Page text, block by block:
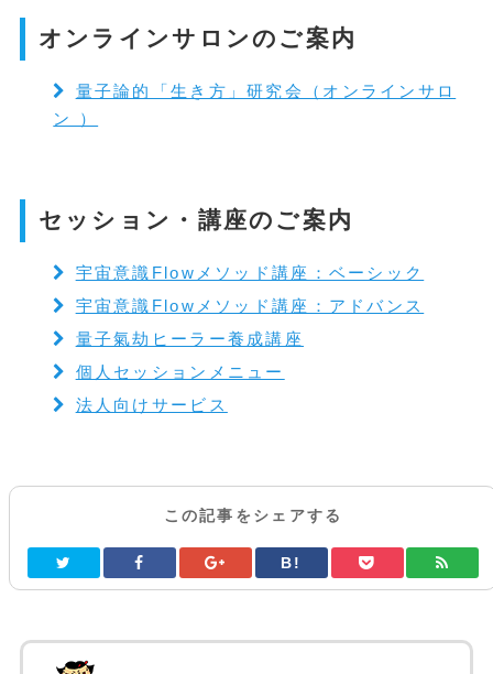
オンラインサロンのご案内
量子論的「生き方」研究会（オンラインサロ
ン ）
セッション・講座のご案内
宇宙意識Flowメソッド講座：ベーシック
宇宙意識Flowメソッド講座：アドバンス
量子氣劫ヒーラー養成講座
個人セッションメニュー
法人向けサービス
この記事をシェアする
B!